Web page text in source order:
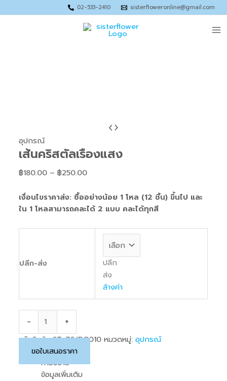
to
02-533-2410 sisterfloweronline@gmail.com
อุปกรณ์
เส้นคริสตัลเรืองแสง
฿180.00 – ฿250.00
฿180.00
฿250.00
เงื่อนไขราคาส่ง: ซื้ออย่างน้อย 1 โหล (12 ชิ้น) ขึ้นไป และ
ใน 1 โหลสามารถคละได้ 2 แบบ คละได้ทุกสี
ปลีก-ส่ง
ปลีก
ส่ง
ล้างค่า
-
เส้น
คริสตัล
แสง
+
รหัสสินค้า:ST-ZS/BC010 หมวดหมู่:อุปกรณ์
ขอใบเสนอราคา
คำอธิบาย
ข้อมูลเพิ่มเติม